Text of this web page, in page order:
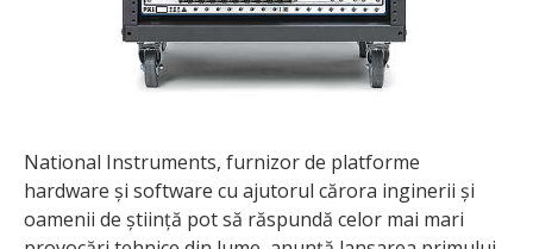
National Instruments, furnizor de platforme
hardware și software cu ajutorul cărora inginerii și
oamenii de știință pot să răspundă celor mai mari